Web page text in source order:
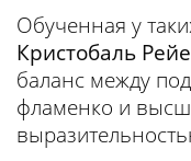
Обученная у
Кристобаль
баланс между
фламенко и